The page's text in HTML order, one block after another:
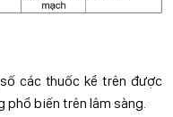
các thuốc kể trên được
phổ biến trên lâm sàng.